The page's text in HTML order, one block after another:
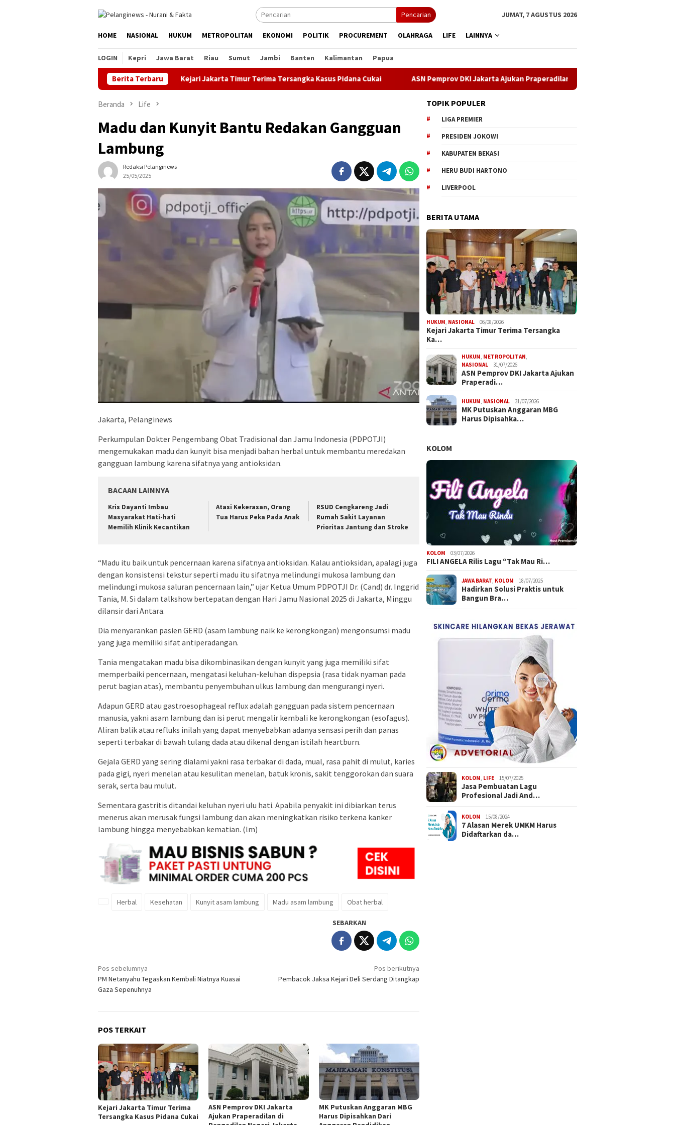
Pencarian JUMAT, 7 AGUSTUS 2026
HOME NASIONAL HUKUM METROPOLITAN EKONOMI POLITIK PROCUREMENT OLAHRAGA LIFE LAINNYA
LOGIN Kepri Jawa Barat Riau Sumut Jambi Banten Kalimantan Papua
Berita TerbaruKejari Jakarta Timur Terima Tersangka Kasus Pidana Cukai ASN Pemprov DKI Jakarta Ajukan Praperadilan di Pengadilan Negeri Jakarta Timur
Beranda Life
Madu dan Kunyit Bantu Redakan Gangguan
Lambung
Redaksi Pelanginews
25/05/2025
Jakarta, Pelanginews
Perkumpulan Dokter Pengembang Obat Tradisional dan Jamu Indonesia (PDPOTJI)
mengemukakan madu dan kunyit bisa menjadi bahan herbal untuk membantu meredakan
gangguan lambung karena sifatnya yang antioksidan.
BACAAN LAINNYA
Kris Dayanti Imbau
Masyarakat Hati-hati
Memilih Klinik Kecantikan
Atasi Kekerasan, Orang
Tua Harus Peka Pada Anak
RSUD Cengkareng Jadi
Rumah Sakit Layanan
Prioritas Jantung dan Stroke
“Madu itu baik untuk pencernaan karena sifatnya antioksidan. Kalau antioksidan, apalagi juga
dengan konsistensi tekstur seperti madu itu sifatnya melindungi mukosa lambung dan
melindungi mukosa saluran pencernaan lain,” ujar Ketua Umum PDPOTJI Dr. (Cand) dr. Inggrid
Tania, M. Si dalam talkshow bertepatan dengan Hari Jamu Nasional 2025 di Jakarta, Minggu
dilansir dari Antara.
Dia menyarankan pasien GERD (asam lambung naik ke kerongkongan) mengonsumsi madu
yang juga memiliki sifat antiperadangan.
Tania mengatakan madu bisa dikombinasikan dengan kunyit yang juga memiliki sifat
memperbaiki pencernaan, mengatasi keluhan-keluhan dispepsia (rasa tidak nyaman pada
perut bagian atas), membantu penyembuhan ulkus lambung dan mengurangi nyeri.
Adapun GERD atau gastroesophageal reflux adalah gangguan pada sistem pencernaan
manusia, yakni asam lambung dan isi perut mengalir kembali ke kerongkongan (esofagus).
Aliran balik atau refluks inilah yang dapat menyebabkan adanya sensasi perih dan panas
seperti terbakar di bawah tulang dada atau dikenal dengan istilah heartburn.
Gejala GERD yang sering dialami yakni rasa terbakar di dada, mual, rasa pahit di mulut, karies
pada gigi, nyeri menelan atau kesulitan menelan, batuk kronis, sakit tenggorokan dan suara
serak, serta bau mulut.
Sementara gastritis ditandai keluhan nyeri ulu hati. Apabila penyakit ini dibiarkan terus
menerus akan merusak fungsi Iambung dan akan meningkatkan risiko terkena kanker
lambung hingga menyebabkan kematian. (lm)
Herbal Kesehatan Kunyit asam lambung Madu asam lambung Obat herbal
SEBARKAN
Navigasi
pos
Pos sebelumnya
PM Netanyahu Tegaskan Kembali Niatnya Kuasai
Gaza Sepenuhnya
Pos berikutnya
Pembacok Jaksa Kejari Deli Serdang Ditangkap
POS TERKAIT
Kejari Jakarta Timur Terima
Tersangka Kasus Pidana Cukai
ASN Pemprov DKI Jakarta
Ajukan Praperadilan di
MK Putuskan Anggaran MBG
Harus Dipisahkan Dari
TOPIK POPULER
LIGA PREMIER
PRESIDEN JOKOWI
KABUPATEN BEKASI
HERU BUDI HARTONO
LIVERPOOL
BERITA UTAMA
HUKUM NASIONAL 06/08/2026
Kejari Jakarta Timur Terima Tersangka
Ka…
HUKUM METROPOLITAN
NASIONAL
31/07/2026
ASN Pemprov DKI Jakarta Ajukan
Praperadi…
HUKUM NASIONAL 31/07/2026
MK Putuskan Anggaran MBG
Harus Dipisahka…
KOLOM
KOLOM 03/07/2026
FILI ANGELA Rilis Lagu “Tak Mau Ri…
JAWA BARAT KOLOM 18/07/2025
Hadirkan Solusi Praktis untuk
Bangun Bra…
KOLOM, LIFE 15/07/2025
Jasa Pembuatan Lagu
Profesional Jadi And…
KOLOM 15/08/2024
7 Alasan Merek UMKM Harus
Didaftarkan da…